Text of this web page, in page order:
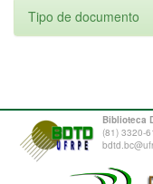
Tipo de documento
Biblioteca
(81) 3320-